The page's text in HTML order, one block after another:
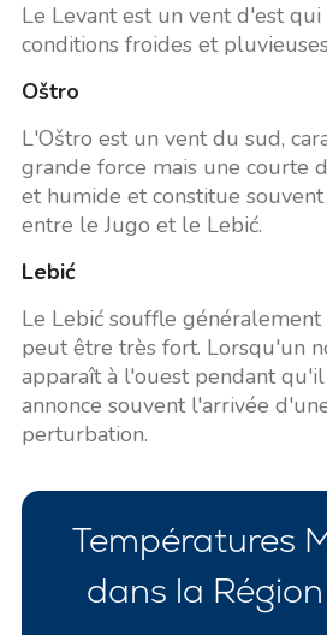
Le Levant est un vent d'est qui
conditions froides et
Oštro
L'Oštro est un vent du sud,
grande force mais une courte
et humide et constitue
entre le Jugo et le Lebić.
Lebić
Le Lebić souffle
peut être très fort. Lorsqu'un
apparaît à l'ouest pendant
annonce souvent l'arrivée
perturbation.
Températures
dans la